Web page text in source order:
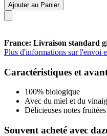
Ajouter au Panier
France: Livraison standard
Plus d'informations sur l'envoi
Caractéristiques et
100% biologique
Avec du miel et du
Délicieuses notes fruitées
Souvent acheté avec